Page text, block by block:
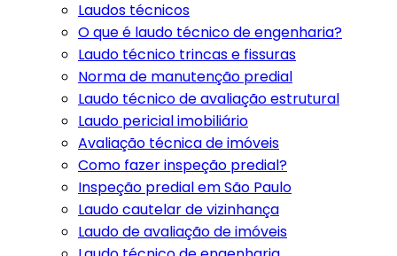
Laudos técnicos
O que é laudo técnico de engenharia?
Laudo técnico trincas e fissuras
Norma de manutenção predial
Laudo técnico de avaliação estrutural
Laudo pericial imobiliário
Avaliação técnica de imóveis
Como fazer inspeção predial?
Inspeção predial em São Paulo
Laudo cautelar de vizinhança
Laudo de avaliação de imóveis